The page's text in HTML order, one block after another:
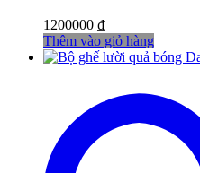
1200000 ₫
Thêm vào giỏ hàng